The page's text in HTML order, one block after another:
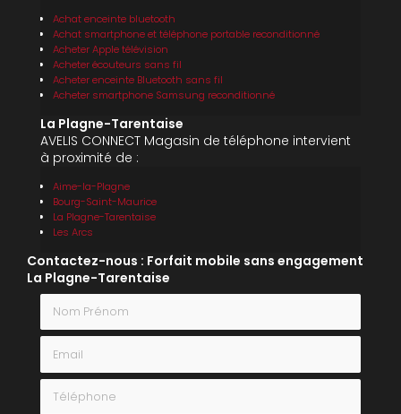
Achat enceinte bluetooth
Achat smartphone et téléphone portable reconditionné
Acheter Apple télévision
Acheter écouteurs sans fil
Acheter enceinte Bluetooth sans fil
Acheter smartphone Samsung reconditionné
La Plagne-Tarentaise
AVELIS CONNECT Magasin de téléphone intervient
à proximité de :
Aime-la-Plagne
Bourg-Saint-Maurice
La Plagne-Tarentaise
Les Arcs
Contactez-nous : Forfait mobile sans engagement
La Plagne-Tarentaise
Nom Prénom
Email
Téléphone